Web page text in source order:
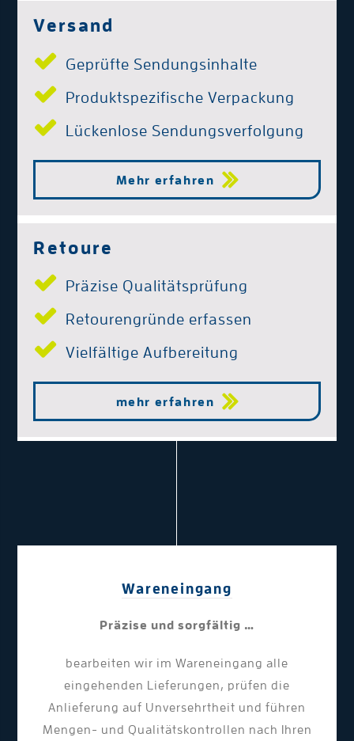
Versand
Geprüfte Sendungsinhalte
Produktspezifische Verpackung
Lückenlose Sendungsverfolgung
Mehr erfahren
Retoure
Präzise Qualitätsprüfung
Retourengründe erfassen
Vielfältige Aufbereitung
mehr erfahren
Wareneingang
Präzise und sorgfältig …
bearbeiten wir im Wareneingang alle
eingehenden Lieferungen, prüfen die
Anlieferung auf Unversehrtheit und führen
Mengen- und Qualitätskontrollen nach Ihren